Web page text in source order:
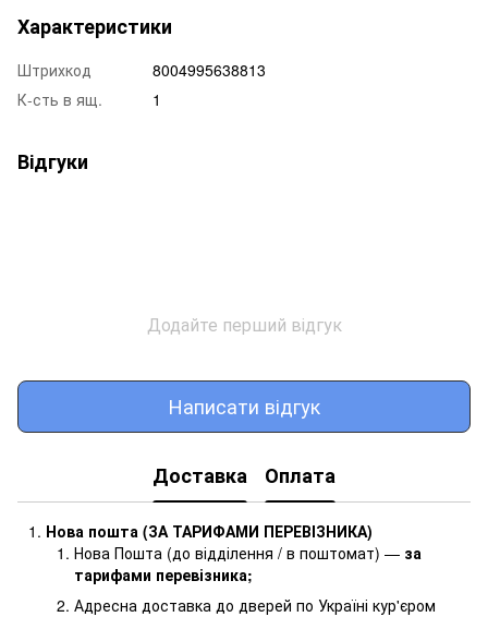
Характеристики
Штрихкод
8004995638813
К-сть в ящ.
1
Відгуки
Додайте перший відгук
Написати відгук
Доставка Оплата
Нова пошта (ЗА ТАРИФАМИ ПЕРЕВІЗНИКА)
Нова Пошта (до відділення / в поштомат) — за
тарифами перевізника;
Адресна доставка до дверей по Україні кур'єром